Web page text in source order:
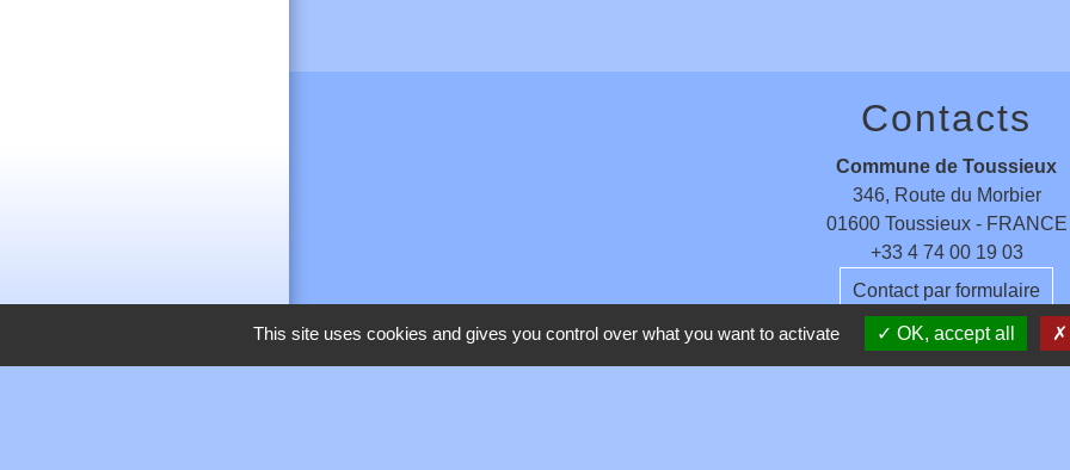
Contacts
Commune de Toussieux
346, Route du Morbier
01600 Toussieux - FRANCE
+33 4 74 00 19 03
Contact par formulaire
This site uses cookies and gives you control over what you want to activate OK, accept all